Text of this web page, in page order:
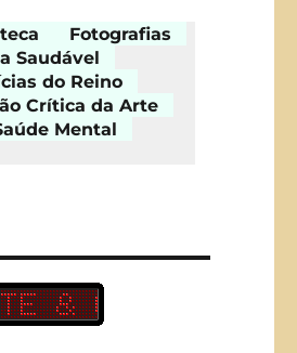
Fotografias
Saudável
do Reino
Crítica da Arte
Mental